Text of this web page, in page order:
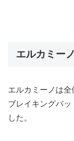
エルカミー
エルカミーノは全
ブレイキングバ
した。